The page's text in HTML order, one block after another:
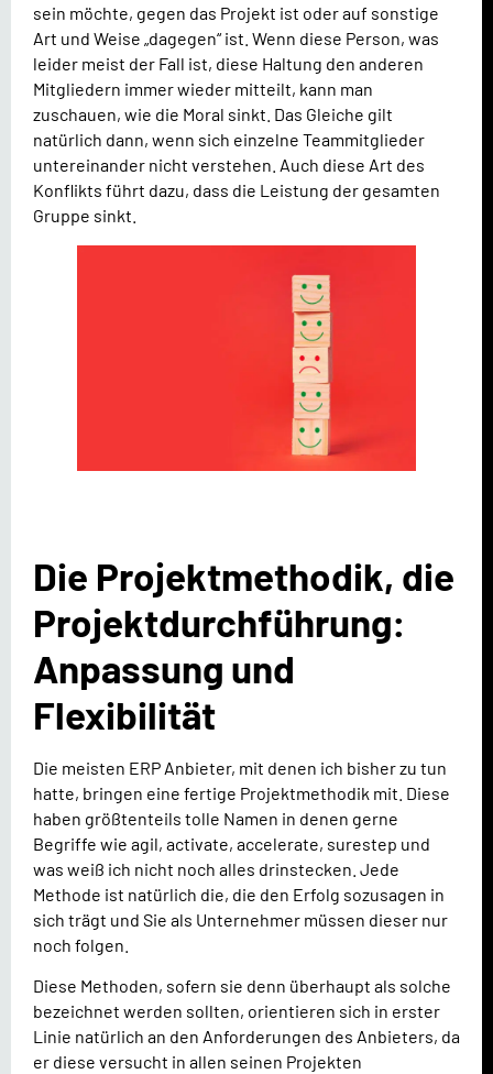
sein möchte, gegen das Projekt ist oder auf sonstige
Art und Weise „dagegen“ ist. Wenn diese Person, was
leider meist der Fall ist, diese Haltung den anderen
Mitgliedern immer wieder mitteilt, kann man
zuschauen, wie die Moral sinkt. Das Gleiche gilt
natürlich dann, wenn sich einzelne Teammitglieder
untereinander nicht verstehen. Auch diese Art des
Konflikts führt dazu, dass die Leistung der gesamten
Gruppe sinkt.
Die Projektmethodik, die
Projektdurchführung:
Anpassung und
Flexibilität
Die meisten ERP Anbieter, mit denen ich bisher zu tun
hatte, bringen eine fertige Projektmethodik mit. Diese
haben größtenteils tolle Namen in denen gerne
Begriffe wie agil, activate, accelerate, surestep und
was weiß ich nicht noch alles drinstecken. Jede
Methode ist natürlich die, die den Erfolg sozusagen in
sich trägt und Sie als Unternehmer müssen dieser nur
noch folgen.
Diese Methoden, sofern sie denn überhaupt als solche
bezeichnet werden sollten, orientieren sich in erster
Linie natürlich an den Anforderungen des Anbieters, da
er diese versucht in allen seinen Projekten